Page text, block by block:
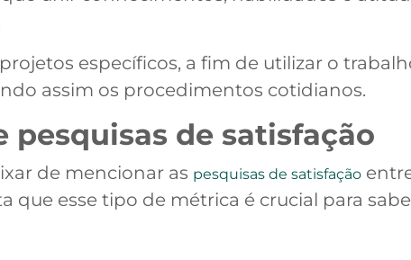
específicos, a fim de utilizar o
assim os procedimentos cotidianos.
pesquisas de satisfação
de mencionar as pesquisas de satisfação
esse tipo de métrica é crucial para